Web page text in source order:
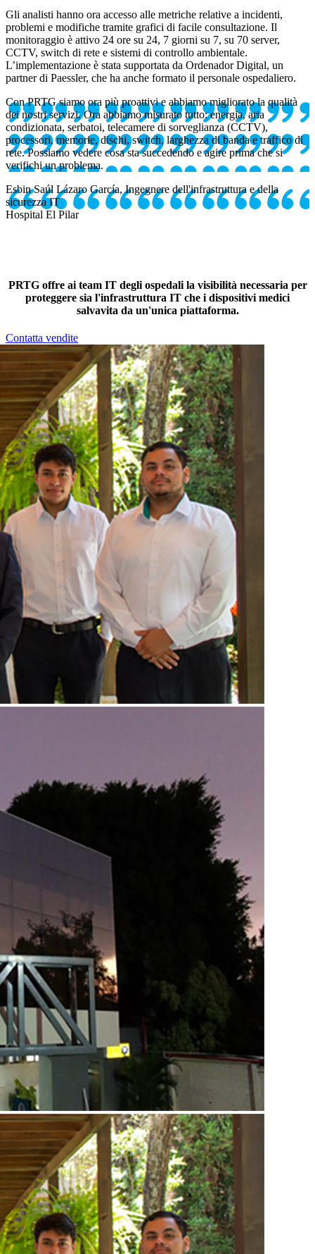
Gli analisti hanno ora accesso alle metriche relative a incidenti,
problemi e modifiche tramite grafici di facile consultazione. Il
monitoraggio è attivo 24 ore su 24, 7 giorni su 7, su 70 server,
CCTV, switch di rete e sistemi di controllo ambientale.
L’implementazione è stata supportata da Ordenador Digital, un
partner di Paessler, che ha anche formato il personale ospedaliero.
Con PRTG siamo ora più proattivi e abbiamo migliorato la qualità
dei nostri servizi. Ora abbiamo misurato tutto: energia, aria
condizionata, serbatoi, telecamere di sorveglianza (CCTV),
processori, memorie, dischi, switch, larghezza di banda e traffico di
rete. Possiamo vedere cosa sta succedendo e agire prima che si
verifichi un problema.
Esbin Saúl Lázaro García, Ingegnere dell'infrastruttura e della
sicurezza IT
Hospital El Pilar
PRTG offre ai team IT degli ospedali la visibilità necessaria per
proteggere sia l'infrastruttura IT che i dispositivi medici
salvavita da un'unica piattaforma.
Contatta vendite